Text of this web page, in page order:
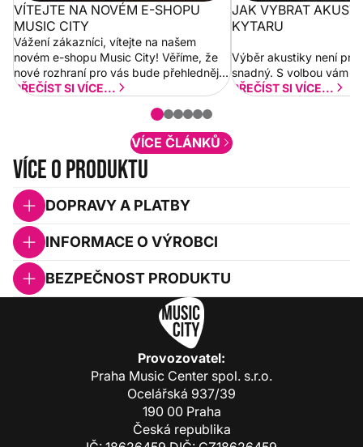
VÍTEJTE NA NOVÉM E-SHOPU
MUSIC CITY
Vážení zákazníci, vítejte na našem
novém e-shopu Music City! Věříme, že
nové rozhraní pro vás bude přehlednější
a rychlejší. Postupně budeme přidávat
PŘEČÍST SI VÍCE...
JAK VYBRAT
KYTARU
Výběr akustiky není pro
snadný. S volbou vám
PŘEČÍST SI VÍCE...
VÍCE ČLÁNKŮ
Více o produktu
DOPRAVY A PLATBY
INFORMACE O VÝROBCI
BEZPEČNOST PRODUKTU
Provozovatel:
Praha Music Center spol. s.r.o.
Ocelářská 937/39
190 00 Praha
Česká republika